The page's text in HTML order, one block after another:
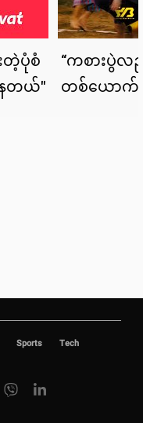
Sports Tech